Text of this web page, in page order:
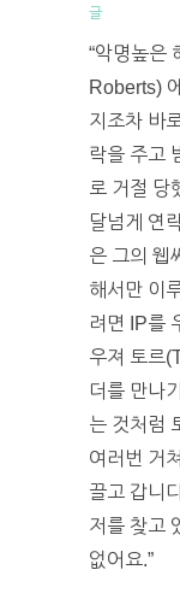
글
“악명높은
Roberts)
지조차 바
락을 주고
로 거절 당
달넘게 연
은 그의 웹
해서만 이
려면 IP를
우져 토르
더를 만나
는 것처럼
여러번 거
끌고 갑니
저를 찾고
없어요.”